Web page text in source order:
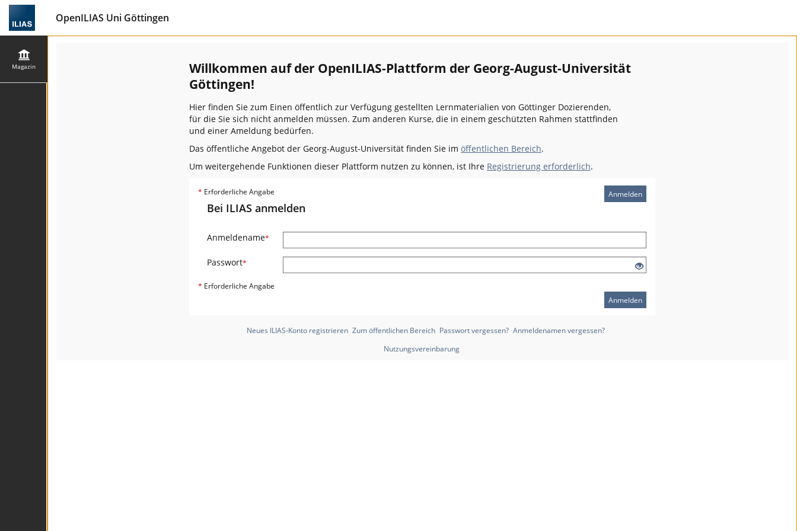
OpenILIAS Uni Göttingen
Magazin
Willkommen auf der OpenILIAS-Plattform der Georg-August-Universität
Göttingen!
Hier finden Sie zum Einen öffentlich zur Verfügung gestellten Lernmaterialien von Göttinger Dozierenden,
für die Sie sich nicht anmelden müssen. Zum anderen Kurse, die in einem geschützten Rahmen stattfinden
und einer Ameldung bedürfen.
Das öffentliche Angebot der Georg-August-Universität finden Sie im öffentlichen Bereich.
Um weitergehende Funktionen dieser Plattform nutzen zu können, ist Ihre Registrierung erforderlich.
Anmelden
* Erforderliche Angabe
Bei ILIAS anmelden
Anmeldename*
Passwort*
* Erforderliche Angabe
Anmelden
Neues ILIAS-Konto registrieren Zum öffentlichen Bereich Passwort vergessen? Anmeldenamen vergessen?
Nutzungsvereinbarung